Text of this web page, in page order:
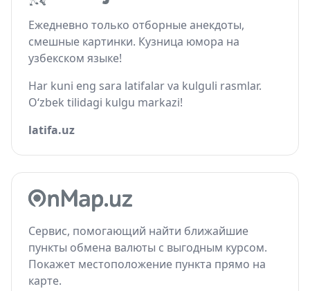
Ежедневно только отборные анекдоты,
смешные картинки. Кузница юмора на
узбекском языке!
Har kuni eng sara latifalar va kulguli rasmlar.
O‘zbek tilidagi kulgu markazi!
latifa.uz
Сервис, помогающий найти ближайшие
пункты обмена валюты с выгодным курсом.
Покажет местоположение пункта прямо на
карте.